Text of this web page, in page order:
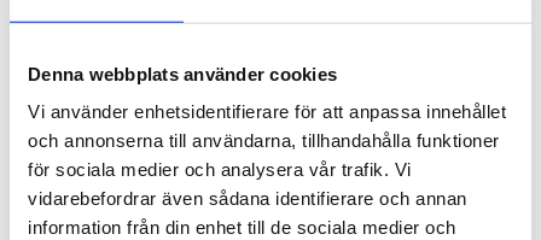
Denna webbplats använder cookies
Vi använder enhetsidentifierare för att anpassa innehållet
och annonserna till användarna, tillhandahålla funktioner
för sociala medier och analysera vår trafik. Vi
vidarebefordrar även sådana identifierare och annan
information från din enhet till de sociala medier och
4 870,00KR